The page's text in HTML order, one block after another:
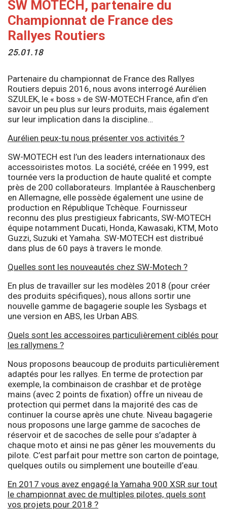
SW MOTECH, partenaire du
Championnat de France des
Rallyes Routiers
25.01.18
Partenaire du championnat de France des Rallyes
Routiers depuis 2016, nous avons interrogé Aurélien
SZULEK, le « boss » de SW-MOTECH France, afin d’en
savoir un peu plus sur leurs produits, mais également
sur leur implication dans la discipline…
Aurélien peux-tu nous présenter vos activités ?
SW-MOTECH est l’un des leaders internationaux des
accessoiristes motos. La société, créée en 1999, est
tournée vers la production de haute qualité et compte
près de 200 collaborateurs. Implantée à Rauschenberg
en Allemagne, elle possède également une usine de
production en République Tchèque. Fournisseur
reconnu des plus prestigieux fabricants, SW-MOTECH
équipe notamment Ducati, Honda, Kawasaki, KTM, Moto
Guzzi, Suzuki et Yamaha. SW-MOTECH est distribué
dans plus de 60 pays à travers le monde.
Quelles sont les nouveautés chez SW-Motech ?
En plus de travailler sur les modèles 2018 (pour créer
des produits spécifiques), nous allons sortir une
nouvelle gamme de bagagerie souple les Sysbags et
une version en ABS, les Urban ABS.
Quels sont les accessoires particulièrement ciblés pour
les rallymens ?
Nous proposons beaucoup de produits particulièrement
adaptés pour les rallyes. En terme de protection par
exemple, la combinaison de crashbar et de protège
mains (avec 2 points de fixation) offre un niveau de
protection qui permet dans la majorité des cas de
continuer la course après une chute. Niveau bagagerie
nous proposons une large gamme de sacoches de
réservoir et de sacoches de selle pour s’adapter à
chaque moto et ainsi ne pas gêner les mouvements du
pilote. C’est parfait pour mettre son carton de pointage,
quelques outils ou simplement une bouteille d’eau.
En 2017 vous avez engagé la Yamaha 900 XSR sur tout
le championnat avec de multiples pilotes, quels sont
vos projets pour 2018 ?